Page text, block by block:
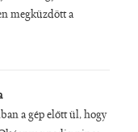
megküzdött a
a gép előtt ül, hogy